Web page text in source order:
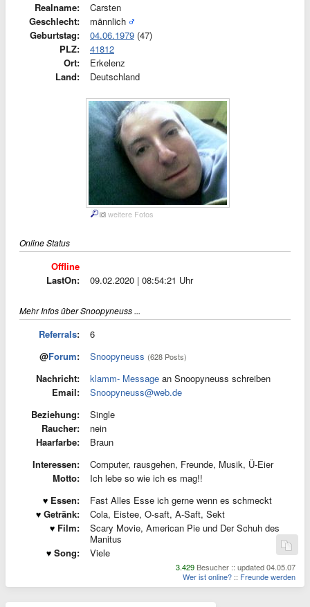
Realname:
Carsten
Geschlecht:
männlich
Geburtstag:
04.06.1979 (47)
PLZ:
41812
Ort:
Erkelenz
Land:
Deutschland
weitere Fotos
Online Status
Offline
LastOn:
09.02.2020 | 08:54:21 Uhr
Mehr Infos über Snoopyneuss ...
Referrals:
6
@Forum: Snoopyneuss (628 Posts)
Nachricht: klamm- Message an Snoopyneuss schreiben
Email:
Snoopyneuss@web.de
Beziehung:
Single
Raucher:
nein
Haarfarbe:
Braun
Interessen:
Computer, rausgehen, Freunde, Musik, Ü-Eier
Motto:
Ich lebe so wie ich es mag!!
Essen:
Fast Alles Esse ich gerne wenn es schmeckt
Getränk:
Cola, Eistee, O-saft, A-Saft, Sekt
Film:
Scary Movie, American Pie und Der Schuh des
Manitus
Song:
Viele
3.429 Besucher :: updated 04.05.07
Wer ist online? :: Freunde werden